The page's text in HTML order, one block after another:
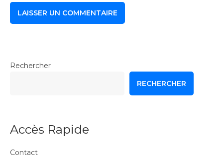
Rechercher
RECHERCHER
Accès Rapide
Contact